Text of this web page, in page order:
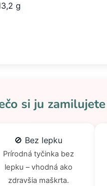
g
si ju zamilujete
🚫 Bez lepku
Prírodná tyčinka bez
lepku – vhodná ako
zdravšia maškrta.